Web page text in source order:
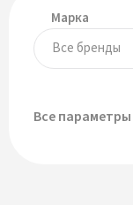
Марка
Все бренды
Все параметры